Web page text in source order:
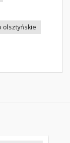
olsztyńskie